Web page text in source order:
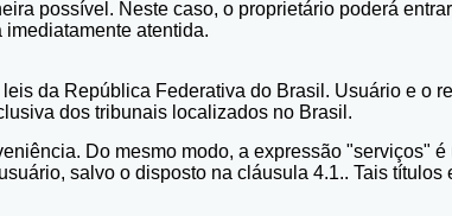
possível. Neste caso, o proprietário poderá
atentida.
da República Federativa do Brasil. Usuário e o
dos tribunais localizados no Brasil.
Do mesmo modo, a expressão "serviços"
salvo o disposto na cláusula 4.1.. Tais títulos